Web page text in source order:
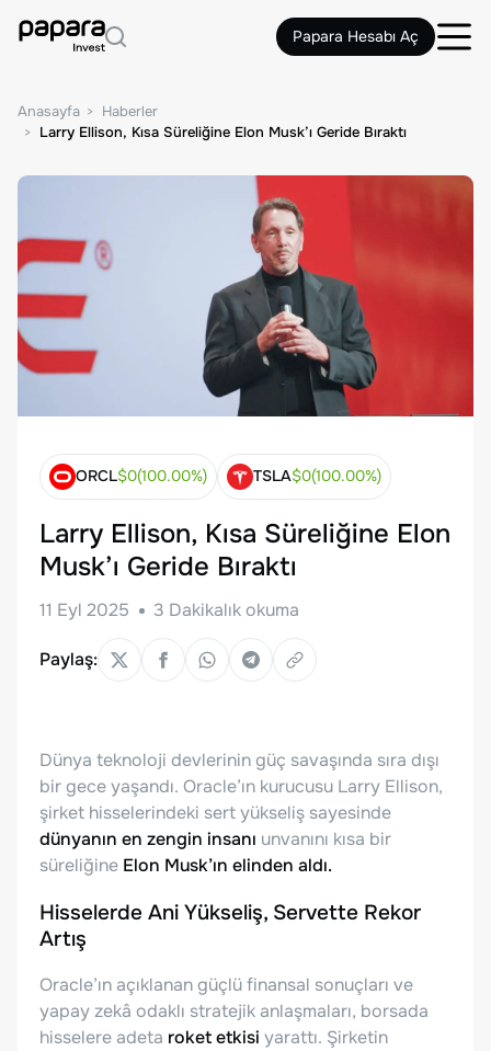
Papara Hesabı Aç
Anasayfa
Haberler
Larry Ellison, Kısa Süreliğine Elon Musk’ı Geride Bıraktı
ORCL$0(100.00%) TSLA$0(100.00%)
Larry Ellison, Kısa Süreliğine Elon
Musk’ı Geride Bıraktı
11 Eyl 2025 3 Dakikalık okuma
Paylaş:
Dünya teknoloji devlerinin güç savaşında sıra dışı
bir gece yaşandı. Oracle’ın kurucusu Larry Ellison,
şirket hisselerindeki sert yükseliş sayesinde
dünyanın en zengin insanı unvanını kısa bir
süreliğine Elon Musk’ın elinden aldı.
Hisselerde Ani Yükseliş, Servette Rekor
Artış
Oracle’ın açıklanan güçlü finansal sonuçları ve
yapay zekâ odaklı stratejik anlaşmaları, borsada
hisselere adeta roket etkisi yarattı. Şirketin